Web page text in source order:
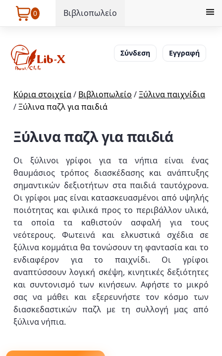
0 Βιβλιοπωλείο
Σύνδεση Εγγραφή
Κύρια στοιχεία/ Βιβλιοπωλείο /Ξύλινα παιχνίδια
/Ξύλινα παζλ για παιδιά
Ξύλινα παζλ για παιδιά
Οι ξύλινοι γρίφοι για τα νήπια είναι ένας
θαυμάσιος τρόπος διασκέδασης και ανάπτυξης
σημαντικών δεξιοτήτων στα παιδιά ταυτόχρονα.
Οι γρίφοι μας είναι κατασκευασμένοι από υψηλής
ποιότητας και φιλικά προς το περιβάλλον υλικά,
τα οποία τα καθιστούν ασφαλή για τους
νεότερους. Φωτεινά και ελκυστικά σχέδια σε
ξύλινα κομμάτια θα τονώσουν τη φαντασία και το
ενδιαφέρον για το παιχνίδι. Οι γρίφοι
αναπτύσσουν λογική σκέψη, κινητικές δεξιότητες
και συντονισμό των κινήσεων. Αφήστε το μικρό
σας να μάθει και εξερευνήστε τον κόσμο των
διασκεδαστικών παζλ με τη συλλογή μας από
ξύλινα νήπια.